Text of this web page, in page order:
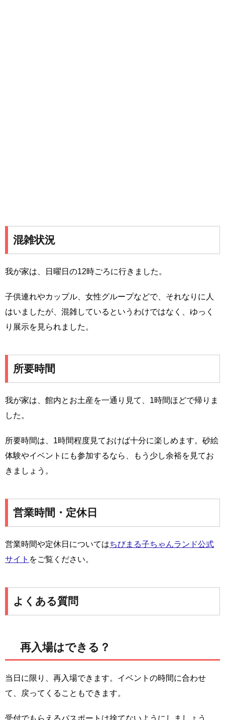
混雑状況
我が家は、日曜日の12時ごろに行きました。
子供連れやカップル、女性グループなどで、それなりに人
はいましたが、混雑しているというわけではなく、ゆっく
り展示を見られました。
所要時間
我が家は、館内とお土産を一通り見て、1時間ほどで帰りま
した。
所要時間は、1時間程度見ておけば十分に楽しめます。砂絵
体験やイベントにも参加するなら、もう少し余裕を見てお
きましょう。
営業時間・定休日
営業時間や定休日についてはちびまる子ちゃんランド公式
サイト をご覧ください。
よくある質問
再入場はできる？
当日に限り、再入場できます。イベントの時間に合わせ
て、戻ってくることもできます。